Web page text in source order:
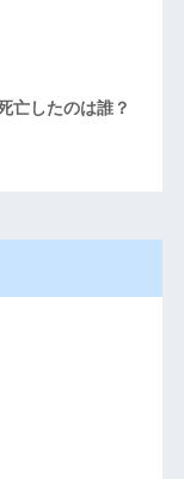
亡したのは誰？